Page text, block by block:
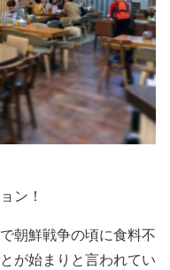
ン！
朝鮮戦争の頃に食料不
が始まりと言われてい